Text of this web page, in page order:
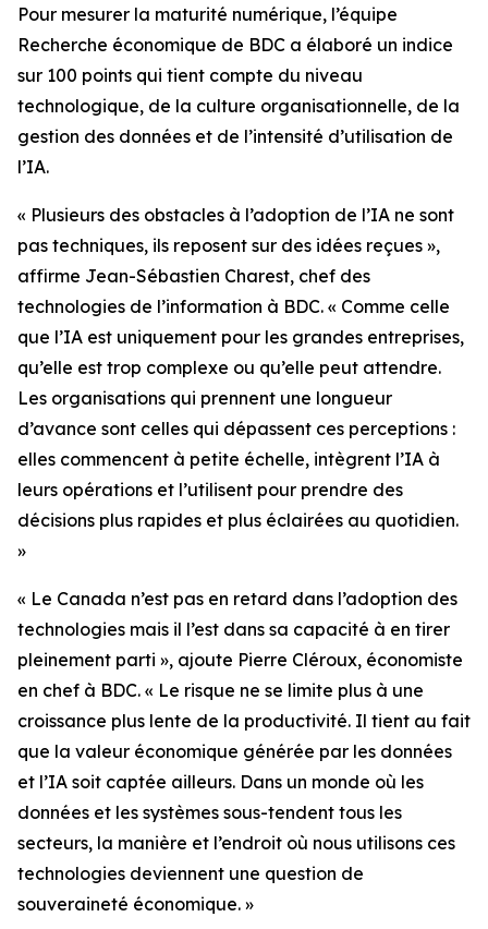
Pour mesurer la maturité numérique, l’équipe
Recherche économique de BDC a élaboré un indice
sur 100 points qui tient compte du niveau
technologique, de la culture organisationnelle, de la
gestion des données et de l’intensité d’utilisation de
l’IA.
« Plusieurs des obstacles à l’adoption de l’IA ne sont
pas techniques, ils reposent sur des idées reçues »,
affirme Jean-Sébastien Charest, chef des
technologies de l’information à BDC. « Comme celle
que l’IA est uniquement pour les grandes entreprises,
qu’elle est trop complexe ou qu’elle peut attendre.
Les organisations qui prennent une longueur
d’avance sont celles qui dépassent ces perceptions :
elles commencent à petite échelle, intègrent l’IA à
leurs opérations et l’utilisent pour prendre des
décisions plus rapides et plus éclairées au quotidien.
»
« Le Canada n’est pas en retard dans l’adoption des
technologies mais il l’est dans sa capacité à en tirer
pleinement parti », ajoute Pierre Cléroux, économiste
en chef à BDC. « Le risque ne se limite plus à une
croissance plus lente de la productivité. Il tient au fait
que la valeur économique générée par les données
et l’IA soit captée ailleurs. Dans un monde où les
données et les systèmes sous-tendent tous les
secteurs, la manière et l’endroit où nous utilisons ces
technologies deviennent une question de
souveraineté économique. »